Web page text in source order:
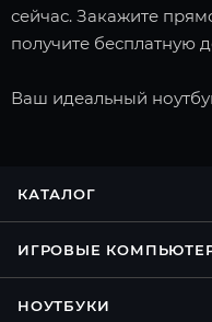
сейчас. Закажите
получите бесплатную
Ваш идеальный
КАТАЛОГ
ИГРОВЫЕ
НОУТБУКИ